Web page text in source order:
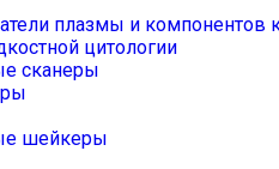
плазмы и компонентов
цитологии
сканеры
шейкеры